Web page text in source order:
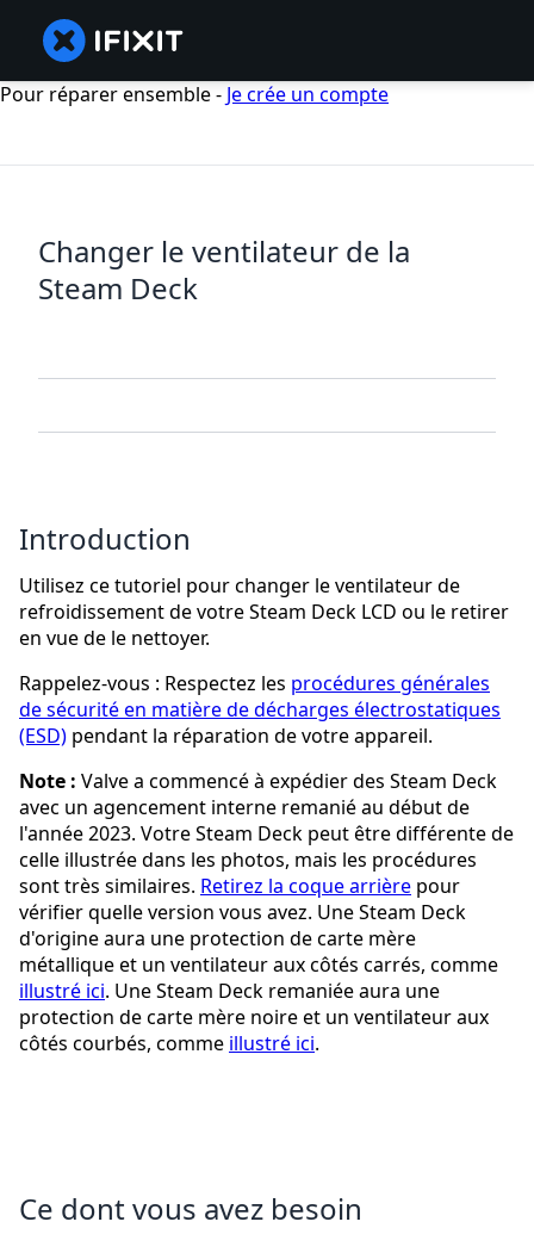
Pour réparer ensemble - Je crée un compte
Changer le ventilateur de la
Steam Deck
Introduction
Utilisez ce tutoriel pour changer le ventilateur de
refroidissement de votre Steam Deck LCD ou le retirer
en vue de le nettoyer.
Rappelez-vous : Respectez les procédures générales
de sécurité en matière de décharges électrostatiques
(ESD) pendant la réparation de votre appareil.
Note : Valve a commencé à expédier des Steam Deck
avec un agencement interne remanié au début de
l'année 2023. Votre Steam Deck peut être différente de
celle illustrée dans les photos, mais les procédures
sont très similaires. Retirez la coque arrière pour
vérifier quelle version vous avez. Une Steam Deck
d'origine aura une protection de carte mère
métallique et un ventilateur aux côtés carrés, comme
illustré ici. Une Steam Deck remaniée aura une
protection de carte mère noire et un ventilateur aux
côtés courbés, comme illustré ici.
Ce dont vous avez besoin